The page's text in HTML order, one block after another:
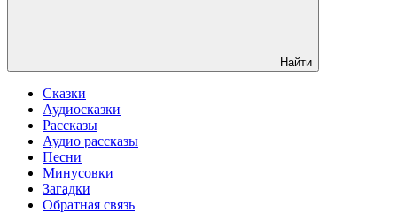
Найти
Сказки
Аудиосказки
Рассказы
Аудио рассказы
Песни
Минусовки
Загадки
Обратная связь